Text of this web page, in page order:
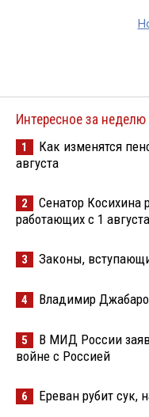
Интересное за неделю
1
Как изменятся
августа
2
Сенатор Косихина
работающих с 1 августа
3 Законы,
4 Владимир
5
В МИД России
войне с Россией
6 Ереван рубит сук,